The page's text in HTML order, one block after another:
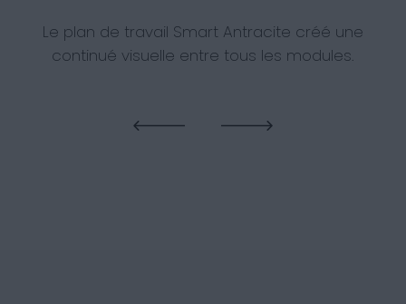
Le plan de travail Smart Antracite créé une
continué visuelle entre tous les modules.